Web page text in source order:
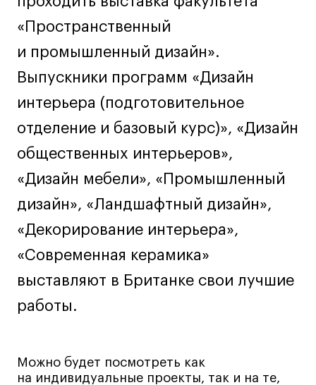
Навыки предпринимателя и управленца
Маркетинг и генерация лидов
Искусство
Фотография
Очно + онлайн
Все программы
Специалист кино- и медиапродакшена
Цифровой маркетолог
Технолог-конструктор одежды
Коммерческий фотограф
Для школьников
«Пространственный
и промышленный дизайн».
Выпускники программ «Дизайн
интерьера (подготовительное
отделение и базовый курс)», «Дизайн
общественных интерьеров»,
«Дизайн мебели», «Промышленный
дизайн», «Ландшафтный дизайн»,
«Декорирование интерьера»,
«Современная керамика»
выставляют в Британке свои лучшие
работы.
Можно будет посмотреть как
на индивидуальные проекты, так и на те,